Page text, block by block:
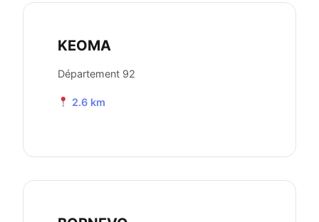
KEOMA
Département 92
2.6 km